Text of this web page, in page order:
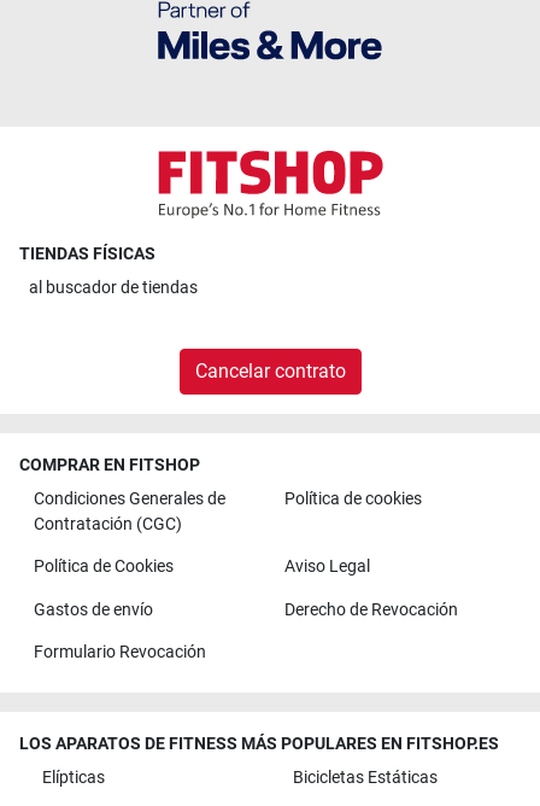
TIENDAS FÍSICAS
al buscador de tiendas
Cancelar contrato
COMPRAR EN FITSHOP
Condiciones Generales de
Contratación (CGC)
Política de cookies
Política de Cookies Aviso Legal
Gastos de envío Derecho de Revocación
Formulario Revocación
LOS APARATOS DE FITNESS MÁS POPULARES EN FITSHOP.ES
Elípticas
Bicicletas Estáticas